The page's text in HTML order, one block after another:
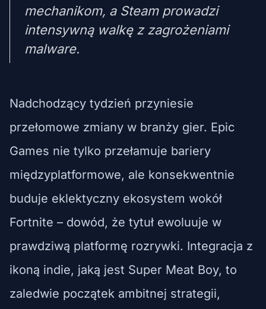
mechanikom, a Steam prowadzi
intensywną walkę z zagrożeniami
malware.
Nadchodzący tydzień przyniesie
przełomowe zmiany w branży gier. Epic
Games nie tylko przełamuje bariery
międzyplatformowe, ale konsekwentnie
buduje eklektyczny ekosystem wokół
Fortnite – dowód, że tytuł ewoluuje w
prawdziwą platformę rozrywki. Integracja z
ikoną indie, jaką jest Super Meat Boy, to
zaledwie początek ambitnej strategii,